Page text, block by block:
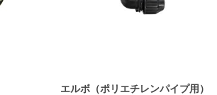
エルボ（ポリエチレンパイプ用）